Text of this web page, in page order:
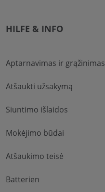
HILFE & INFO
Aptarnavimas ir grąžinimas
Atšaukti užsakymą
Siuntimo išlaidos
Mokėjimo būdai
Atšaukimo teisė
Batterien